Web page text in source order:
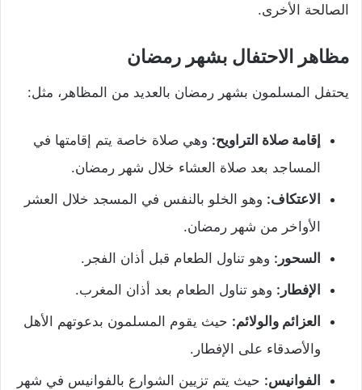
الصالحة الأخرى.
مظاهر الاحتفال بشهر رمضان
يحتفل المسلمون بشهر رمضان بالعديد من المظاهر، مثل:
إقامة صلاة التراويح: وهي صلاة خاصة يتم إقامتها في
المساجد بعد صلاة العشاء خلال شهر رمضان.
الاعتكاف: وهو الخلو بالنفس في المسجد خلال العشر
الأواخر من شهر رمضان.
السحور: وهو تناول الطعام قبل أذان الفجر.
الإفطار: وهو تناول الطعام بعد أذان المغرب.
العزائم والولائم: حيث يقوم المسلمون بدعوتهم الأهل
والأصدقاء على الإفطار.
الفوانيس: حيث يتم تزيين الشوارع بالفوانيس في شهر